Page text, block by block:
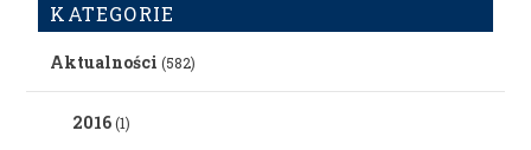
KATEGORIE
Aktualności (582)
2016(1)